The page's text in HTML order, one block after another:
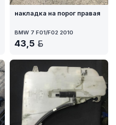
накладка на порог правая
BMW 7 F01/F02 2010
43,5